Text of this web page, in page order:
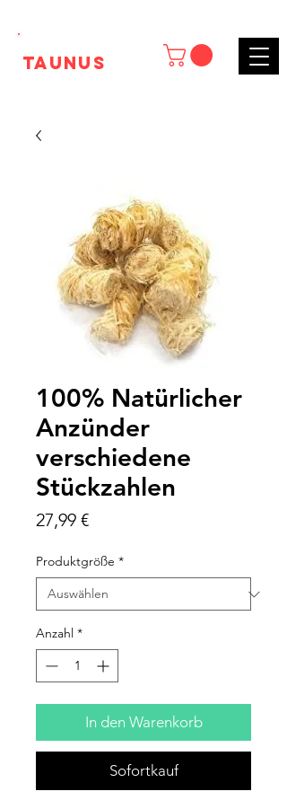
Taunus
100% Natürlicher
Anzünder
verschiedene
Stückzahlen
27,99 €Preis
Produktgröße *
Anzahl *
In den Warenkorb
Sofortkauf